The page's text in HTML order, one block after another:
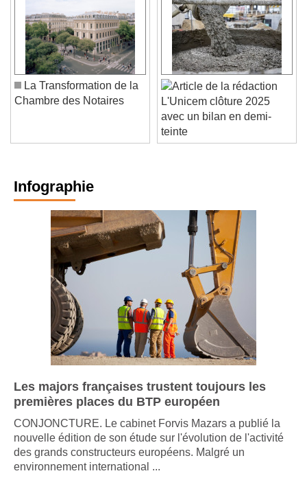
La Transformation de la
L'Unicem clôture 2025
avec un bilan en demi-
teinte
Infographie
Les majors françaises trustent toujours les
premières places du BTP européen
CONJONCTURE. Le cabinet Forvis Mazars a publié la
nouvelle édition de son étude sur l'évolution de l'activité
des grands constructeurs européens. Malgré un